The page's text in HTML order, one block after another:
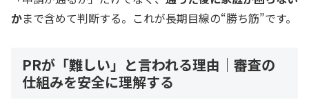
かまで含めて判断する。これが長期目線の“勝ち筋”です。
PRが「難しい」と言われる理由｜審査の
仕組みを安全に理解する